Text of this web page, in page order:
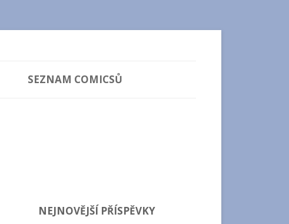
SEZNAM COMICSŮ
NEJNOVĚJŠÍ PŘÍSPĚVKY